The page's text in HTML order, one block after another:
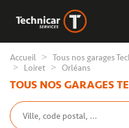
Accueil Tous nos garages
Loiret
Orléans
TOUS NOS GARAGES